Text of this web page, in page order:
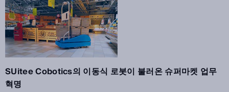
SUitee Cobotics의 이동식 로봇이 불러온 슈퍼마켓 업무
혁명